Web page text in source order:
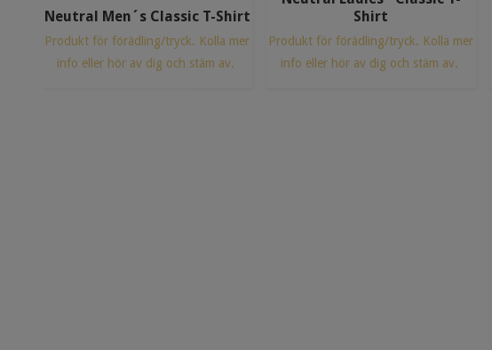
Neutral Men´s Classic T-Shirt
Produkt för förädling/tryck. Kolla mer
info eller hör av dig och stäm av.
Shirt
Produkt för förädling/tryck. Kolla mer
info eller hör av dig och stäm av.